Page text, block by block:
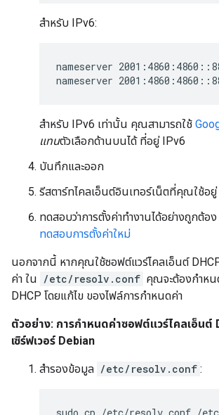
สำหรับ IPv6:
nameserver
สำหรับ IPv6 เท่านั้น คุณสามารถใช้
แทนตัวเลือกด้านบนได้ ที่อยู่ IPv6
บันทึกและออก
รีสตาร์ทไคลเอ็นต์อินเทอร์เน็ตที่คุณใช้อยู่
ทดสอบว่าการตั้งค่าทำงานได้อย่างถูกต้อ
ทดสอบการตั้งค่าใหม่
นอกจากนี้ หากคุณใช้ซอฟต์แวร์ไคลเอ็นต์
ค่า ใน /etc/resolv.conf คุณจะต้องกำหน
DHCP โดยแก้ไข ของไฟล์การกำหนดค่า
ตัวอย่าง: การกำหนดค่าซอฟต์แวร์ไคลเอ็นต์
เซิร์ฟเวอร์ Debian
สำรองข้อมูล /etc/resolv.conf :